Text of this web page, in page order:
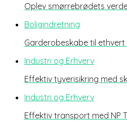
Oplev smørrebrødets
Boligindretning
Garderobeskabe til ethvert
Industri og Erhverv
Effektiv tyverisikring med
Industri og Erhverv
Effektiv transport med NP